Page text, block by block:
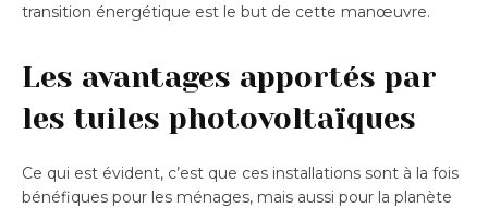
transition énergétique est le but de cette manœuvre.
Les avantages apportés par
les tuiles photovoltaïques
Ce qui est évident, c’est que ces installations sont à la fois
bénéfiques pour les ménages, mais aussi pour la planète